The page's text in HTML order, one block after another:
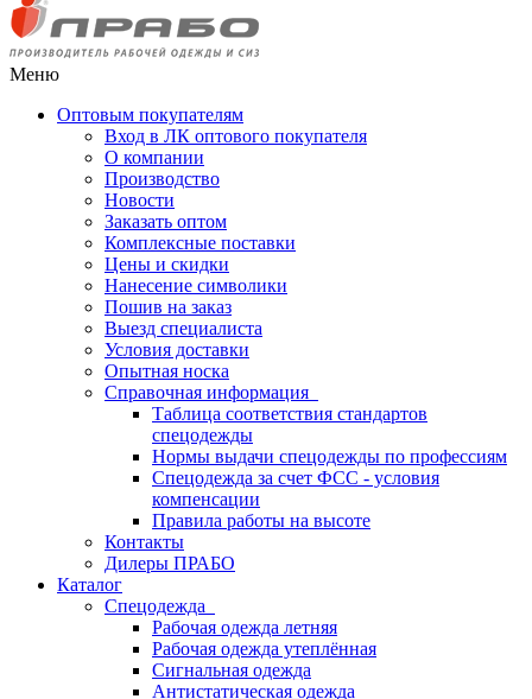
Меню
Оптовым покупателям
Вход в ЛК оптового покупателя
О компании
Производство
Новости
Заказать оптом
Комплексные поставки
Цены и скидки
Нанесение символики
Пошив на заказ
Выезд специалиста
Условия доставки
Опытная носка
Справочная информация
Таблица соответствия стандартов
спецодежды
Нормы выдачи спецодежды по профессиям
Спецодежда за счет ФСС - условия
компенсации
Правила работы на высоте
Контакты
Дилеры ПРАБО
Каталог
Спецодежда
Рабочая одежда летняя
Рабочая одежда утеплённая
Сигнальная одежда
Антистатическая одежда